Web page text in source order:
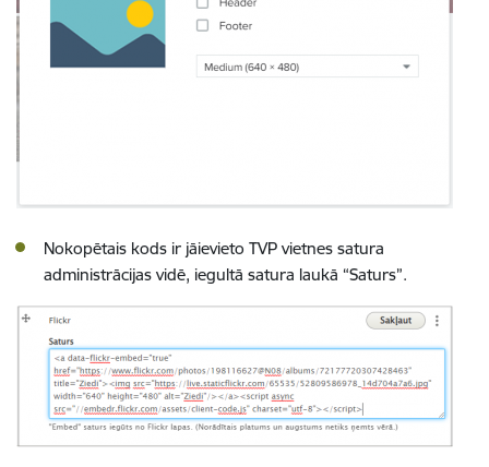
Nokopētais kods ir jāievieto TVP vietnes satura
administrācijas vidē, iegultā satura laukā “Saturs”.